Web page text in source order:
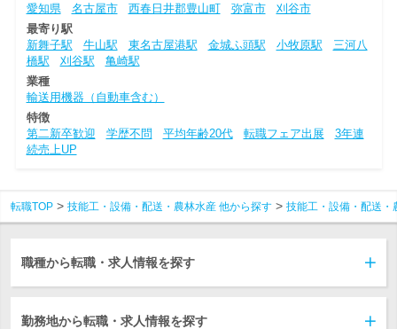
愛知県
名古屋市 西春日井郡豊山町 弥富市
刈谷市
最寄り駅
新舞子駅
牛山駅 東名古屋港駅 金城ふ頭駅 小牧原駅
三河八
橋駅
刈谷駅
亀崎駅
業種
輸送用機器（自動車含む）
特徴
第二新卒歓迎
学歴不問 平均年齢20代 転職フェア出展
3年連
続売上UP
転職TOP 技能工・設備・配送・農林水産 他から探す 技能工・設備・配送・
職種から転職・求人情報を探す
勤務地から転職・求人情報を探す